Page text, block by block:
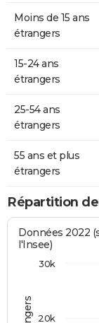
Moins de 15 ans
étrangers
15-24 ans
étrangers
25-54 ans
étrangers
55 ans et plus
étrangers
Répartition
Données 2022
l'Insee)
20k
30k